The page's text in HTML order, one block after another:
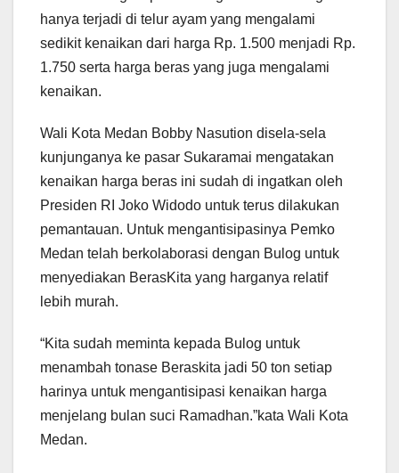
hanya terjadi di telur ayam yang mengalami
sedikit kenaikan dari harga Rp. 1.500 menjadi Rp.
1.750 serta harga beras yang juga mengalami
kenaikan.
Wali Kota Medan Bobby Nasution disela-sela
kunjunganya ke pasar Sukaramai mengatakan
kenaikan harga beras ini sudah di ingatkan oleh
Presiden RI Joko Widodo untuk terus dilakukan
pemantauan. Untuk mengantisipasinya Pemko
Medan telah berkolaborasi dengan Bulog untuk
menyediakan BerasKita yang harganya relatif
lebih murah.
“Kita sudah meminta kepada Bulog untuk
menambah tonase Beraskita jadi 50 ton setiap
harinya untuk mengantisipasi kenaikan harga
menjelang bulan suci Ramadhan.”kata Wali Kota
Medan.